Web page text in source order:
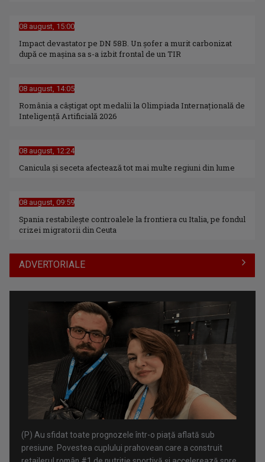
08 august, 15:00
Impact devastator pe DN 58B. Un șofer a murit carbonizat
după ce mașina sa s-a izbit frontal de un TIR
08 august, 14:05
România a câștigat opt medalii la Olimpiada Internațională de
Inteligență Artificială 2026
08 august, 12:24
Canicula şi seceta afectează tot mai multe regiuni din lume
08 august, 09:59
Spania restabileşte controalele la frontiera cu Italia, pe fondul
crizei migratorii din Ceuta
ADVERTORIALE
presiune. Povestea cuplului prahovean care a construit
retailerul român #1 de nutriție sportivă și accelerează spre
un nou record